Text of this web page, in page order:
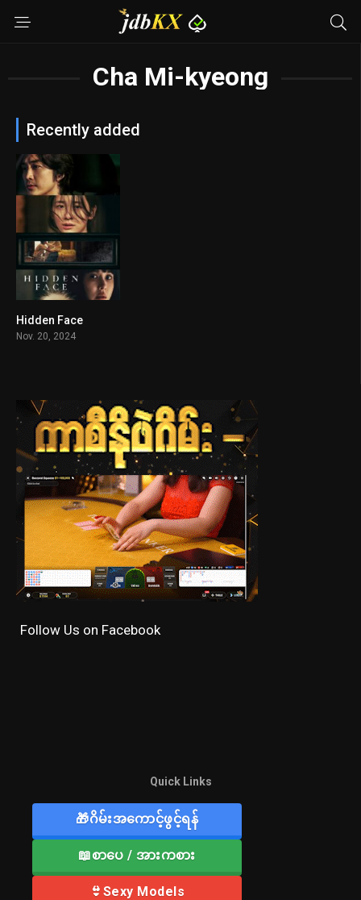
Cha Mi-kyeong
Recently added
Hidden Face
Nov. 20, 2024
Follow Us on Facebook
Quick Links
🎁ဂိမ်းအကောင့်ဖွင့်ရန်
📖စာပေ / အားကစား
👙Sexy Models